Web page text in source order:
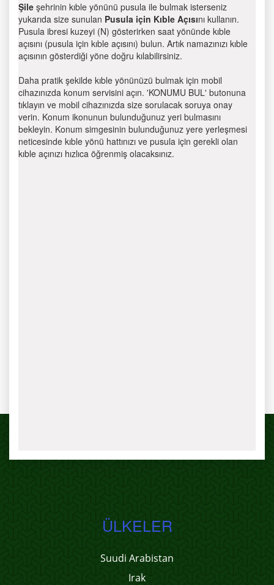
Şile şehrinin kıble yönünü pusula ile bulmak isterseniz
yukarıda size sunulan Pusula için Kıble Açısını kullanın.
Pusula ibresi kuzeyi (N) gösterirken saat yönünde kıble
açısını (pusula için kıble açısını) bulun. Artık namazınızı kıble
açısının gösterdiği yöne doğru kılabilirsiniz.
Daha pratik şekilde kıble yönünüzü bulmak için mobil
cihazınızda konum servisini açın. 'KONUMU BUL' butonuna
tıklayın ve mobil cihazınızda size sorulacak soruya onay
verin. Konum ikonunun bulunduğunuz yeri bulmasını
bekleyin. Konum simgesinin bulunduğunuz yere yerleşmesi
neticesinde kıble yönü hattınızı ve pusula için gerekli olan
kıble açınızı hızlıca öğrenmiş olacaksınız.
ÜLKELER
Suudi Arabistan
Irak